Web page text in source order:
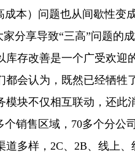
本）问题也从间歇性变
分享导致“三高”问题的
存改善是一个广受欢迎
会认为，既然已经牺牲
块不仅相互联动，还此
销售区域，70多个分公
多样，2C、2B、线上、